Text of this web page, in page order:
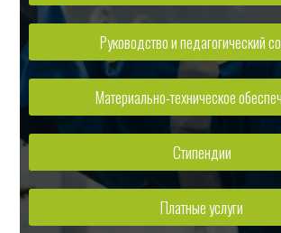
Руководство и педагогический
Материально-техническое
Стипендии
Платные услуги